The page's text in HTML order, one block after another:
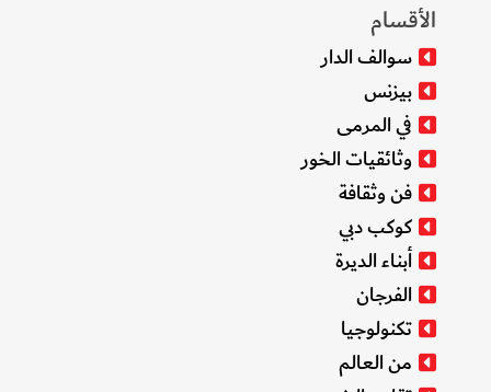
الأقسام
سوالف الدار
بيزنس
في المرمى
وثائقيات الخور
فن وثقافة
كوكب دبي
أبناء الديرة
الفرجان
تكنولوجيا
من العالم